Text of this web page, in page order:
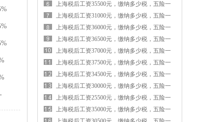
金各交多少钱
上海税后工资35500元，缴纳多少税，五险一
金各交多少钱
上海税后工资31000元，缴纳多少税，五险一
金各交多少钱
上海税后工资36000元，缴纳多少税，五险一
金各交多少钱
上海税后工资36500元，缴纳多少税，五险一
金各交多少钱
上海税后工资37000元，缴纳多少税，五险一
金各交多少钱
上海税后工资37500元，缴纳多少税，五险一
金各交多少钱
上海税后工资34500元，缴纳多少税，五险一
金各交多少钱
上海税后工资30000元，缴纳多少税，五险一
金各交多少钱
上海税后工资25500元，缴纳多少税，五险一
金各交多少钱
上海税后工资35000元，缴纳多少税，五险一